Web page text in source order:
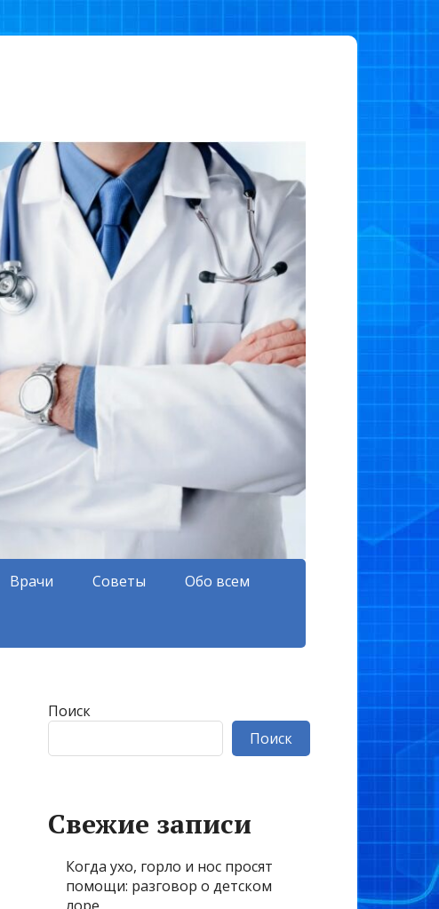
Врачи Советы Обо всем
Поиск
Поиск
Свежие записи
Когда ухо, горло и нос просят
помощи: разговор о детском